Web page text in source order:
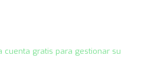
cuenta gratis para gestionar su